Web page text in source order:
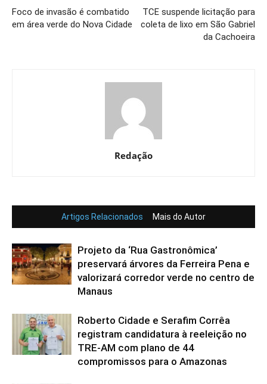
Foco de invasão é combatido
em área verde do Nova Cidade
TCE suspende licitação para
coleta de lixo em São Gabriel
da Cachoeira
Redação
Artigos Relacionados Mais do Autor
Projeto da ‘Rua Gastronômica’
preservará árvores da Ferreira Pena e
valorizará corredor verde no centro de
Manaus
Roberto Cidade e Serafim Corrêa
registram candidatura à reeleição no
TRE-AM com plano de 44
compromissos para o Amazonas